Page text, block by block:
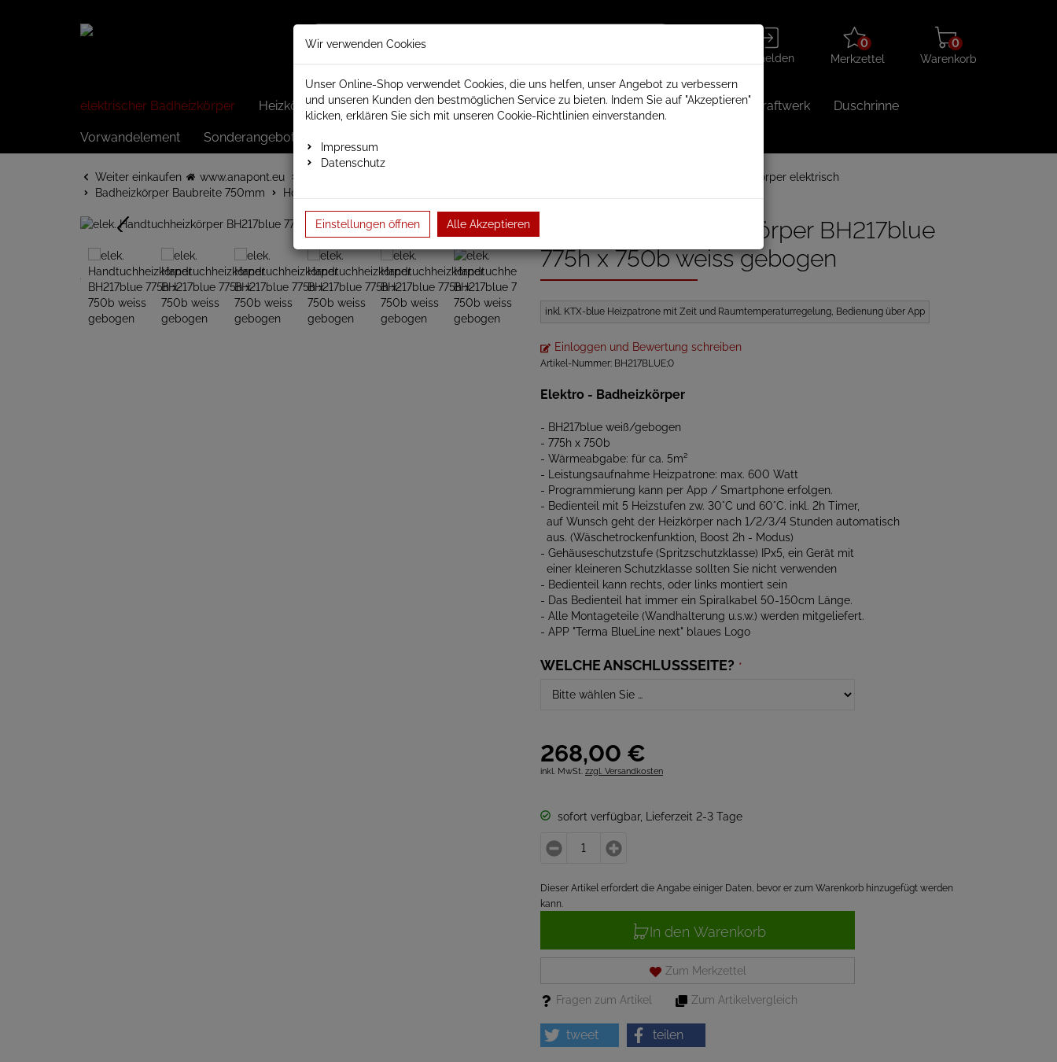
Anmelden
Anmelden
Merkzettel
aufklappen
0
Merkzettel
Warenkorb
aufklappen
0
Warenkorb
elektrischer Badheizkörper Heizkörper elektrisch Schamotte Badheizkörper Heizkörperzubehör Balkonkraftwerk Duschrinne
Vorwandelement Sonderangebote
Weiter einkaufen www.anapont.eu
weiss gebogen Badheizkörper elektrisch
Badheizkörper Baubreite 750mm
Höhe 775mm
elek. Handtuchheizkörper BH217blue
775h x 750b weiss gebogen
inkl. KTX-blue Heizpatrone mit Zeit und Raumtemperaturregelung, Bedienung über App
Einloggen und Bewertung schreiben
Artikel-Nummer: BH217BLUE;0
Elektro - Badheizkörper
- BH217blue weiß/gebogen
- 775h x 750b
- Wärmeabgabe: für ca. 5m²
- Leistungsaufnahme Heizpatrone: max. 600 Watt
- Programmierung kann per App / Smartphone erfolgen.
- Bedienteil mit 5 Heizstufen zw. 30°C und 60°C. inkl. 2h Timer,
auf Wunsch geht der Heizkörper nach 1/2/3/4 Stunden automatisch
aus. (Wäschetrockenfunktion, Boost 2h - Modus)
- Gehäuseschutzstufe (Spritzschutzklasse) IPx5, ein Gerät mit
einer kleineren Schutzklasse sollten Sie nicht verwenden
- Bedienteil kann rechts, oder links montiert sein
- Das Bedienteil hat immer ein Spiralkabel 50-150cm Länge.
- Alle Montageteile (Wandhalterung u.s.w.) werden mitgeliefert.
- APP "Terma BlueLine next" blaues Logo
WELCHE ANSCHLUSSSEITE? *
268,00 €
inkl. MwSt. zzgl. Versandkosten
sofort verfügbar, Lieferzeit 2-3 Tage
Dieser Artikel erfordert die Angabe einiger Daten, bevor er zum Warenkorb hinzugefügt werden
kann.
In den Warenkorb
Zum Merkzettel
Fragen zum Artikel Zum Artikelvergleich
tweet teilen
Wir verwenden Cookies
Unser Online-Shop verwendet Cookies, die uns helfen, unser Angebot zu verbessern
und unseren Kunden den bestmöglichen Service zu bieten. Indem Sie auf "Akzeptieren"
klicken, erklären Sie sich mit unseren Cookie-Richtlinien einverstanden.
Impressum
Datenschutz
Einstellungen öffnen Alle Akzeptieren